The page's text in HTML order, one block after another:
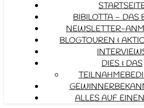
BIBILOTTA – DAS
NEWSLETTER-
BLOGTOUREN &
DIES & DAS
ALLES AUF